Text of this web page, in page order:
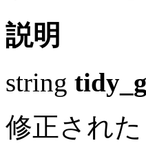
説明
string
修正され